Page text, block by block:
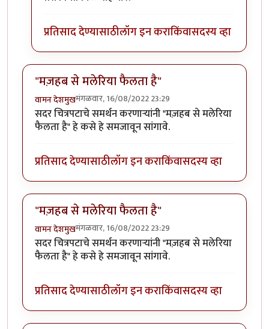
प्रतिसाद देण्यासाठीलॉग इन कराकिंवासदस्य व्हा
"मज़हब से मलेरिया फैलता है"
वामन देशमुखमंगळवार, 16/08/2022 23:29
सदर चित्रपटाचे समर्थन करणाऱ्यांनी "मज़हब से मलेरिया
फैलता है" हे कसे हे समजावून सांगावे.
प्रतिसाद देण्यासाठीलॉग इन कराकिंवासदस्य व्हा
"मज़हब से मलेरिया फैलता है"
वामन देशमुखमंगळवार, 16/08/2022 23:29
सदर चित्रपटाचे समर्थन करणाऱ्यांनी "मज़हब से मलेरिया
फैलता है" हे कसे हे समजावून सांगावे.
प्रतिसाद देण्यासाठीलॉग इन कराकिंवासदस्य व्हा